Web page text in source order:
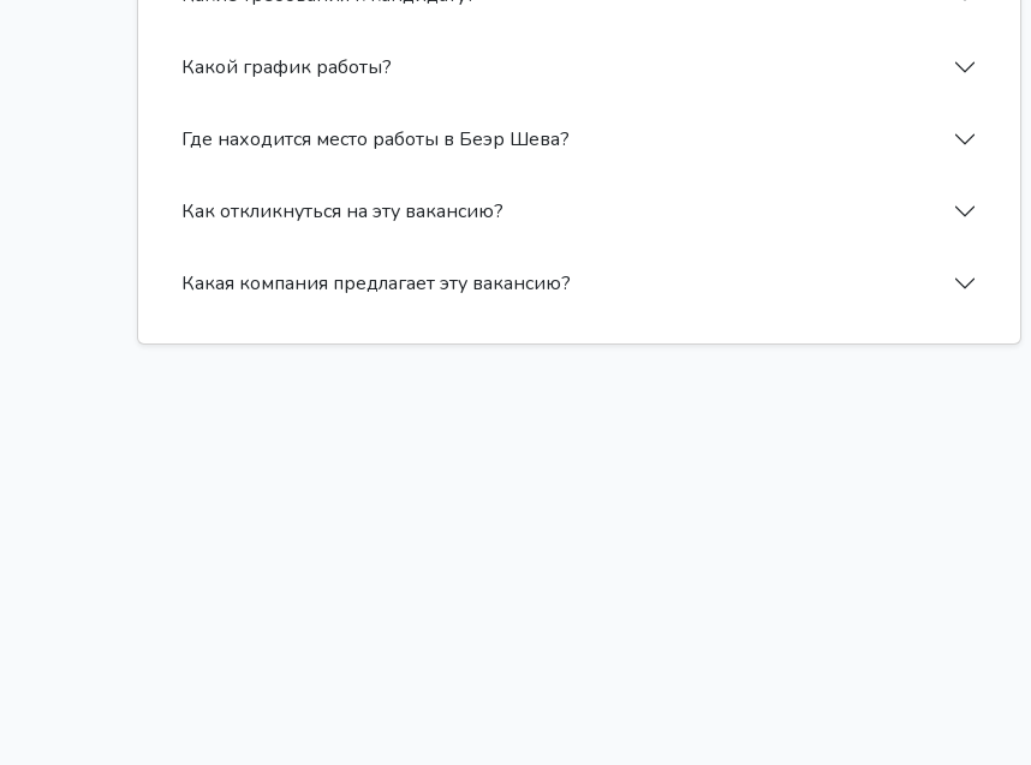
Какой график работы?
Где находится место работы в Беэр Шева?
Как откликнуться на эту вакансию?
Какая компания предлагает эту вакансию?